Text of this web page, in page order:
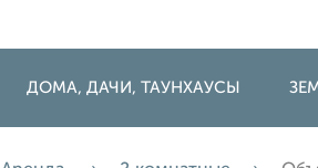
ДОМА, ДАЧИ, ТАУНХАУСЫ